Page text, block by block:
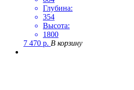
Глубина:
354
Высота:
1800
7 470 р. В корзину